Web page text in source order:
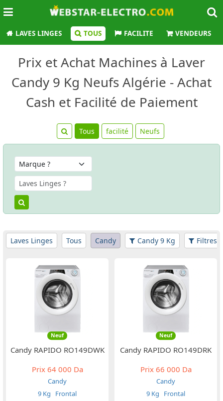
LAVES LINGES TOUS FACILITE VENDEURS
Prix et Achat Machines à Laver
Candy 9 Kg Neufs Algérie - Achat
Cash et Facilité de Paiement
Tous facilité Neufs
Laves Linges Tous Candy Candy 9 Kg Filtres
Neuf
Candy RAPIDO RO149DWK
Prix64 000 Da
Candy
9 Kg
Frontal
Neuf
Candy RAPIDO RO149DRK
Prix66 000 Da
Candy
9 Kg
Frontal